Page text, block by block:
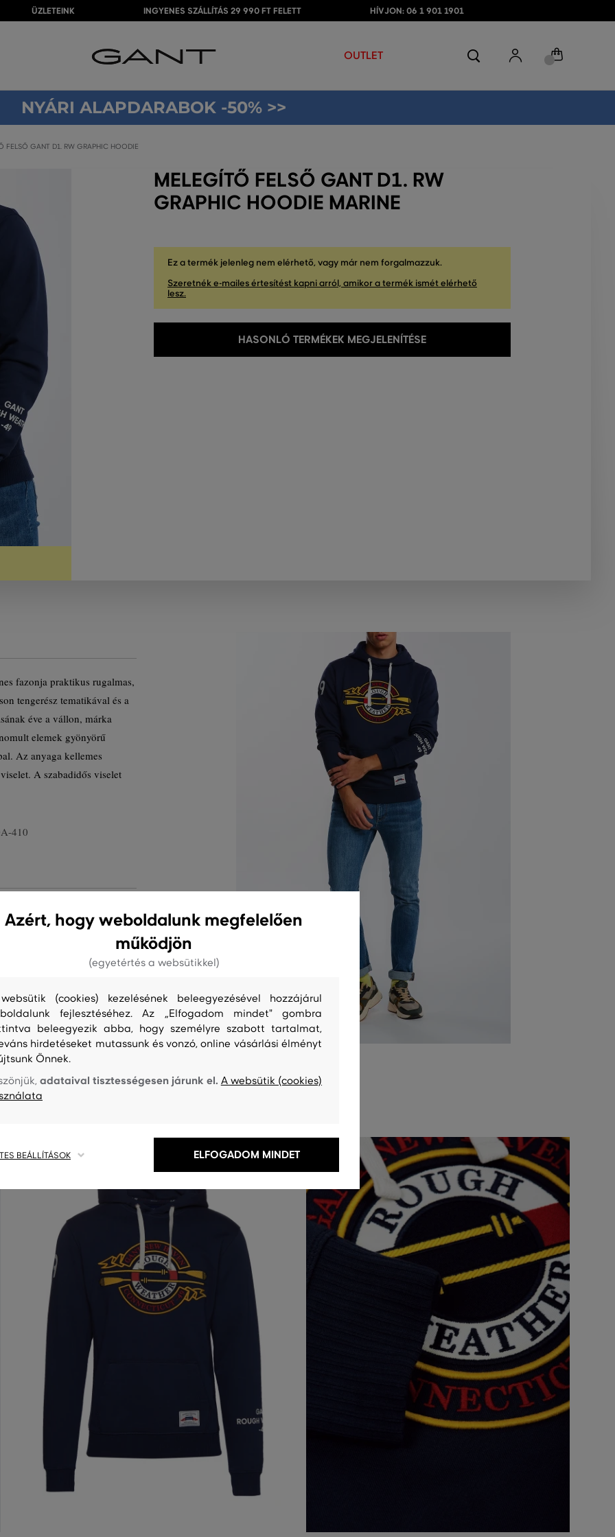
ÜZLETEINK INGYENES SZÁLLÍTÁS 29 990 FT FELETT HÍVJON: 06 1 901 1901
OUTLET
NYÁRI ALAPDARABOK -50% >>
FELSŐ GANT D1. RW GRAPHIC HOODIE
MELEGÍTŐ FELSŐ GANT D1. RW
GRAPHIC HOODIE MARINE
Ez a termék jelenleg nem elérhető, vagy már nem forgalmazzuk.
Szeretnék e-mailes értesítést kapni arról, amikor a termék ismét elérhető
lesz.
HASONLÓ TERMÉKEK MEGJELENÍTÉSE
fazonja praktikus rugalmas,
tengerész tematikával és a
éve a vállon, márka
elemek gyönyörű
Az anyaga kellemes
A szabadidős viselet
410
TISZTÍTÁS
Azért, hogy weboldalunk megfelelően
működjön
(egyetértés a websütikkel)
(cookies) kezelésének beleegyezésével hozzájárul
fejlesztéséhez. Az „Elfogadom mindet" gombra
beleegyezik abba, hogy személyre szabott tartalmat,
hirdetéseket mutassunk és vonzó, online vásárlási élményt
Önnek.
adataival tisztességesen járunk el. A websütik (cookies)
BEÁLLÍTÁSOK ELFOGADOM MINDET